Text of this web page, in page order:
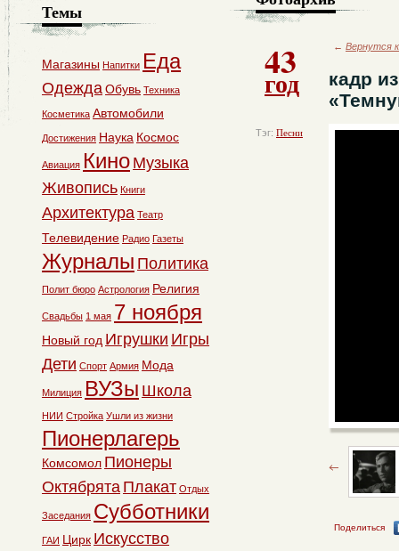
43
год
Тэг: Песни
← Вернутся
кадр
Поделиться
Темы
Магазины Напитки Еда
ОдеждаОбувь Техника
Косметика Автомобили
Достижения Наука Космос
Авиация Кино Музыка
Живопись Книги
Архитектура Театр
Телевидение Радио Газеты
Журналы Политика
Полит бюро Астрология Религия
Свадьбы 1 мая 7 ноября
Новый год Игрушки Игры
Дети Спорт Армия Мода
Милиция ВУЗы Школа
НИИ Стройка Ушли из жизни
Пионерлагерь
Комсомол Пионеры
Октябрята Плакат Отдых
Заседания Субботники
ГАИ Цирк Искусство